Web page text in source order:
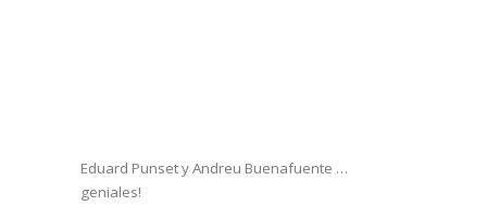
Eduard Punset y Andreu Buenafuente …
geniales!